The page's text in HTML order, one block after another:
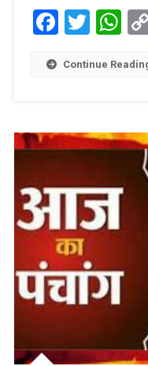
Continue